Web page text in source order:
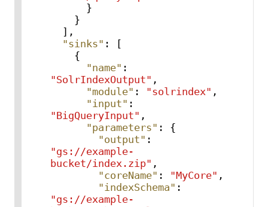
}
}
] ,
"sinks" :
[
{
"name" :
"SolrIndexOutput" ,
"module" : "solrindex" ,
"input" :
"BigQueryInput" ,
"parameters" :
{
"output" :
"gs://example-
bucket/index.zip" ,
"coreName" : "MyCore" ,
"indexSchema" :
"gs://example-